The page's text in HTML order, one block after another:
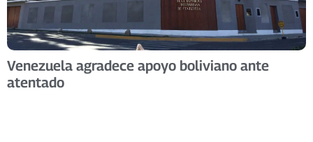
Venezuela agradece apoyo boliviano ante
atentado